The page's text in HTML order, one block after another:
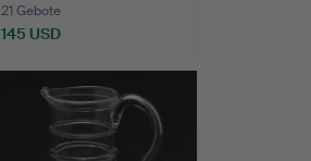
21 Gebote
145 USD